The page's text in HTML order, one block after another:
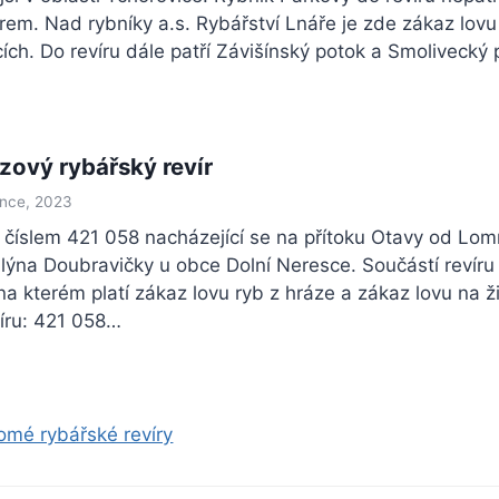
Nad rybníky a.s. Rybářství Lnáře je zde zákaz
Do revíru dále patří Závišínský potok a
rybářský revír
2023
číslem 421 058 nacházející se na přítoku Otavy od
Doubravičky u obce Dolní Neresce. Součástí
kterém platí zákaz lovu ryb z hráze a zákaz lovu na
421 058…
rybářské revíry